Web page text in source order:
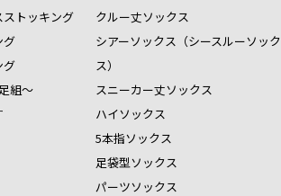
トッキング
グ
グ
組～
クルー丈ソックス
シアーソックス（シースルーソック
ス）
スニーカー丈ソックス
ハイソックス
5本指ソックス
足袋型ソックス
パーツソックス